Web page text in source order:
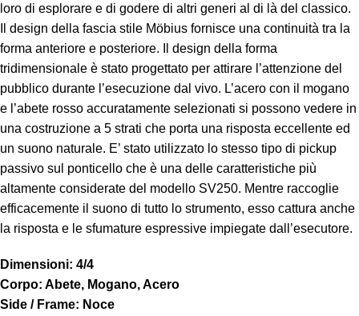
loro di esplorare e di godere di altri generi al di là del classico.
Il design della fascia stile Möbius fornisce una continuità tra la
forma anteriore e posteriore. Il design della forma
tridimensionale è stato progettato per attirare l’attenzione del
pubblico durante l’esecuzione dal vivo. L’acero con il mogano
e l’abete rosso accuratamente selezionati si possono vedere in
una costruzione a 5 strati che porta una risposta eccellente ed
un suono naturale. E’ stato utilizzato lo stesso tipo di pickup
passivo sul ponticello che è una delle caratteristiche più
altamente considerate del modello SV250. Mentre raccoglie
efficacemente il suono di tutto lo strumento, esso cattura anche
la risposta e le sfumature espressive impiegate dall’esecutore.
Dimensioni: 4/4
Corpo: Abete, Mogano, Acero
Side / Frame: Noce